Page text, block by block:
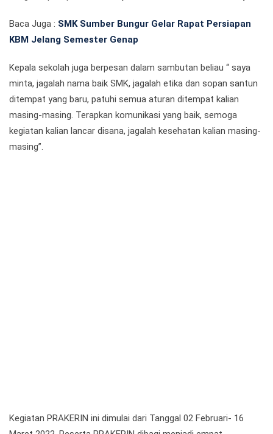
Baca Juga : SMK Sumber Bungur Gelar Rapat Persiapan
KBM Jelang Semester Genap
Kepala sekolah juga berpesan dalam sambutan beliau “ saya
minta, jagalah nama baik SMK, jagalah etika dan sopan santun
ditempat yang baru, patuhi semua aturan ditempat kalian
masing-masing. Terapkan komunikasi yang baik, semoga
kegiatan kalian lancar disana, jagalah kesehatan kalian masing-
masing”.
Kegiatan PRAKERIN ini dimulai dari Tanggal 02 Februari- 16